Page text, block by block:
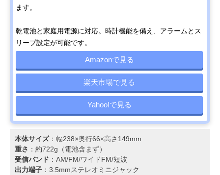
ます。
乾電池と家庭用電源に対応。時計機能を備え、アラームとス
リープ設定が可能です。
Amazonで見る
楽天市場で見る
Yahoo!で見る
本体サイズ：幅238×奥行66×高さ149mm
重さ ：約722g（電池含まず）
受信バンド ：AM/FM/ワイドFM/短波
出力端子 ：3.5mmステレオミニジャック